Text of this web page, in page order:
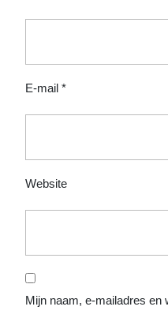
E-mail *
Website
Mijn naam, e-mailadres en